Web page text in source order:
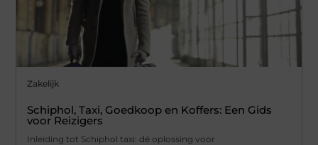
Zakelijk
Schiphol, Taxi, Goedkoop en Koffers: Een Gids
voor Reizigers
Inleiding tot Schiphol taxi: dé oplossing voor